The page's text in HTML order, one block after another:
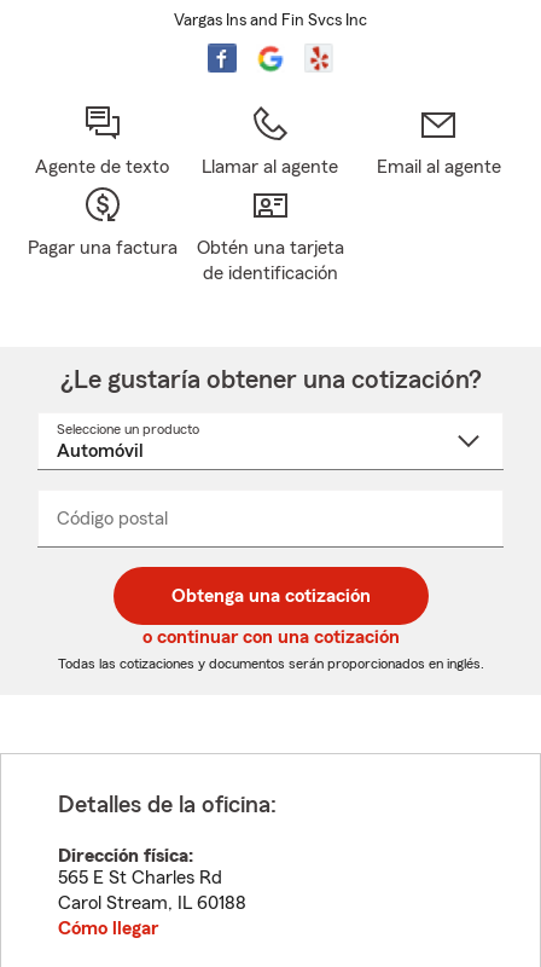
Vargas Ins and Fin Svcs Inc
Agente de texto Llamar al agente Email al agente
Pagar una factura
Obtén una tarjeta
de identificación
¿Le gustaría obtener una cotización?
Seleccione un producto
desplegable
Código postal
de
5
dígitos
de
5
dígitos
_____
Obtenga una cotización
o continuar con una cotización
Todas las cotizaciones y documentos serán proporcionados en inglés.
Detalles de la oficina:
Dirección física:
565 E St Charles Rd
Carol Stream, IL 60188
Cómo llegar